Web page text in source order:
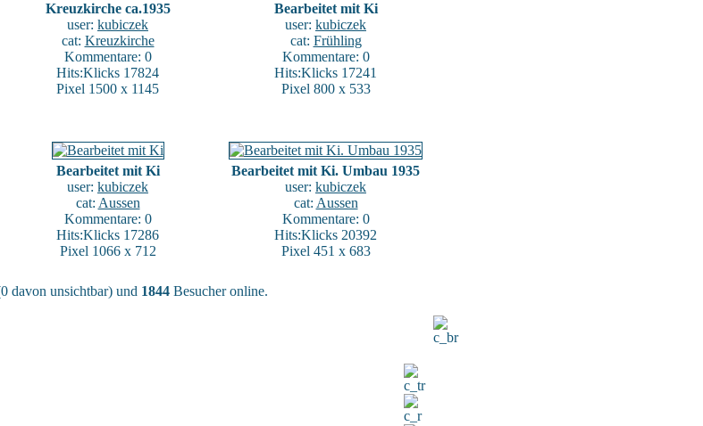
Kreuzkirche ca.1935
user: kubiczek
cat: Kreuzkirche
Kommentare: 0
Hits:Klicks 17824
Pixel 1500 x 1145
Bearbeitet mit Ki
user: kubiczek
cat: Frühling
Kommentare: 0
Hits:Klicks 17241
Pixel 800 x 533
Bearbeitet mit Ki
user: kubiczek
cat: Aussen
Kommentare: 0
Hits:Klicks 17286
Pixel 1066 x 712
Bearbeitet mit Ki. Umbau 1935
user: kubiczek
cat: Aussen
Kommentare: 0
Hits:Klicks 20392
Pixel 451 x 683
davon unsichtbar) und 1844 Besucher online.